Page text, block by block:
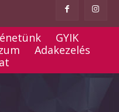
GYIK
Adakezelés